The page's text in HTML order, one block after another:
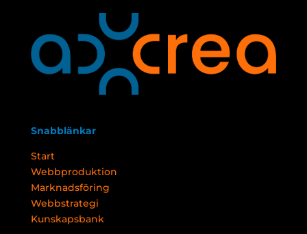
Snabblänkar
Start
Webbproduktion
Marknadsföring
Webbstrategi
Kunskapsbank